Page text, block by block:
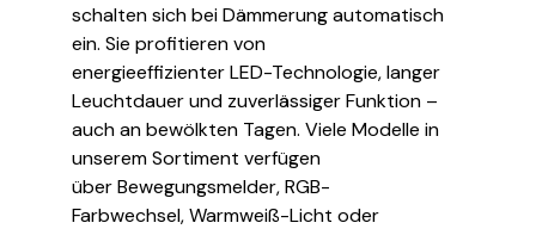
schalten sich bei Dämmerung automatisch
ein. Sie profitieren von
energieeffizienter LED-Technologie, langer
Leuchtdauer und zuverlässiger Funktion –
auch an bewölkten Tagen. Viele Modelle in
unserem Sortiment verfügen
über Bewegungsmelder, RGB-
Farbwechsel, Warmweiß-Licht oder